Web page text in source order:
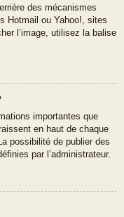
des mécanismes
Hotmail ou Yahoo!, sites
l’image, utilisez la balise
importantes que
en haut de chaque
possibilité de publier des
par l’administrateur.